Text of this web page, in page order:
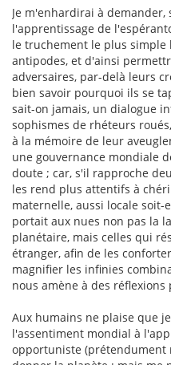
Je m'enhardirai à
l'apprentissage de
le truchement le plus
antipodes, et d'ainsi
adversaires, par-delà leurs
bien savoir pourquoi ils se
sait-on jamais, un dialogue
sophismes de rhéteurs
à la mémoire de leur
une gouvernance mondiale
doute ; car, s'il rapproche
les rend plus attentifs à
maternelle, aussi locale
portait aux nues non pas la
planétaire, mais celles qui
étranger, afin de les
magnifier les infinies
nous amène à des réflexions
Aux humains ne plaise que
l'assentiment mondial à
opportuniste (prétendument